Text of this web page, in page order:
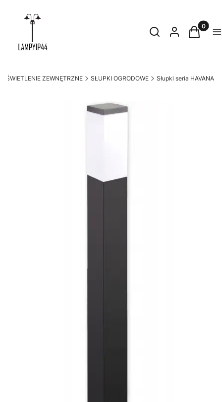
Otwórz
SzukajZaloguj sięKoszyk
OŚWIETLENIE ZEWNĘTRZNE SŁUPKI OGRODOWE Słupki seria HAVANA